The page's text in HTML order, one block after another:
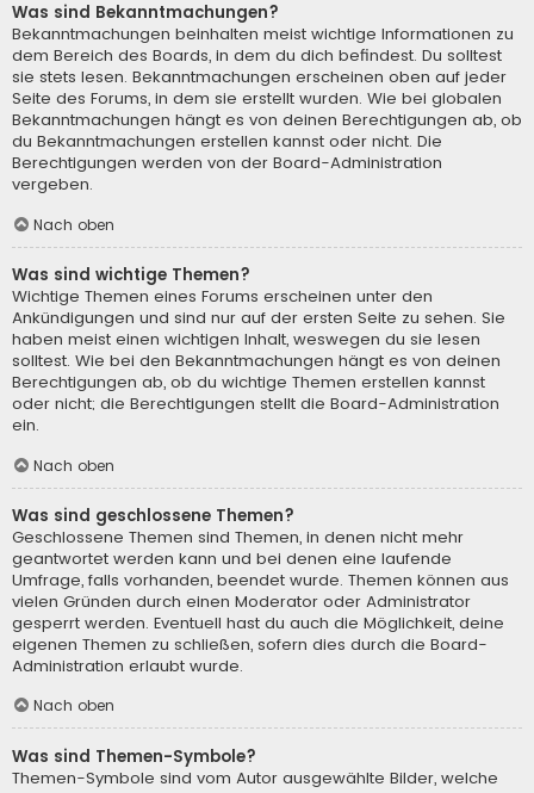
Was sind Bekanntmachungen?
Bekanntmachungen beinhalten meist wichtige Informationen zu
dem Bereich des Boards, in dem du dich befindest. Du solltest
sie stets lesen. Bekanntmachungen erscheinen oben auf jeder
Seite des Forums, in dem sie erstellt wurden. Wie bei globalen
Bekanntmachungen hängt es von deinen Berechtigungen ab, ob
du Bekanntmachungen erstellen kannst oder nicht. Die
Berechtigungen werden von der Board-Administration
vergeben.
Nach oben
Was sind wichtige Themen?
Wichtige Themen eines Forums erscheinen unter den
Ankündigungen und sind nur auf der ersten Seite zu sehen. Sie
haben meist einen wichtigen Inhalt, weswegen du sie lesen
solltest. Wie bei den Bekanntmachungen hängt es von deinen
Berechtigungen ab, ob du wichtige Themen erstellen kannst
oder nicht; die Berechtigungen stellt die Board-Administration
ein.
Nach oben
Was sind geschlossene Themen?
Geschlossene Themen sind Themen, in denen nicht mehr
geantwortet werden kann und bei denen eine laufende
Umfrage, falls vorhanden, beendet wurde. Themen können aus
vielen Gründen durch einen Moderator oder Administrator
gesperrt werden. Eventuell hast du auch die Möglichkeit, deine
eigenen Themen zu schließen, sofern dies durch die Board-
Administration erlaubt wurde.
Nach oben
Was sind Themen-Symbole?
Themen-Symbole sind vom Autor ausgewählte Bilder, welche